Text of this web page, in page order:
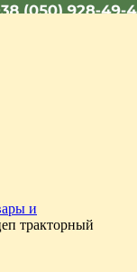
и
тракторный